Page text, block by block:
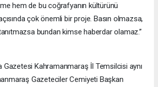
hem de bu coğrafyanın kültürünü
çok önemli bir proje. Basın olmazsa,
bundan kimse haberdar olamaz.”
Gazetesi Kahramanmaraş İl Temsilcisi aynı
Gazeteciler Cemiyeti Başkan